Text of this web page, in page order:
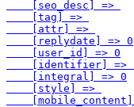
    [seo_desc] =>
    [tag] =>
    [attr] =>
    [replydate] => 0
    [user_id] => 0
[identifier] =>
    [integral] => 0
    [style] =>